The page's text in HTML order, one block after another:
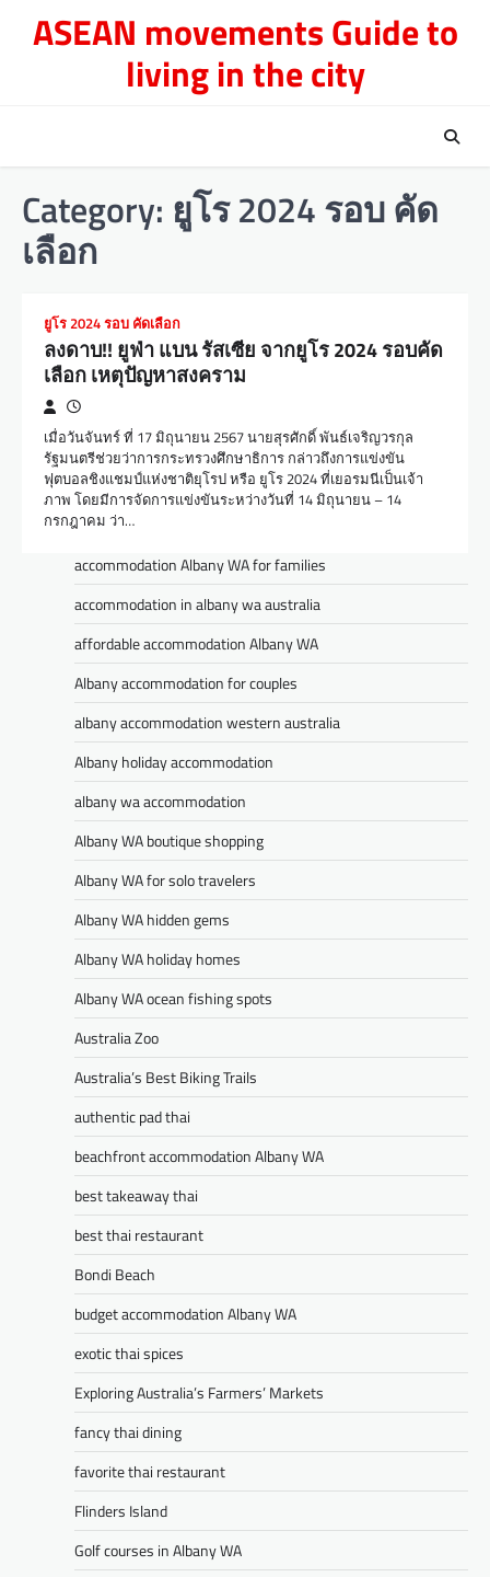
ASEAN movements Guide to
living in the city
Category: ยูโร 2024 รอบ คัด
เลือก
ยูโร 2024 รอบ คัดเลือก
ลงดาบ!! ยูฟ่า แบน รัสเซีย จากยูโร 2024 รอบคัด
เลือก เหตุปัญหาสงคราม
เมื่อวันจันทร์ ที่ 17 มิถุนายน 2567 นายสุรศักดิ์ พันธ์เจริญวรกุล
รัฐมนตรีช่วยว่าการกระทรวงศึกษาธิการ กล่าวถึงการแข่งขัน
ฟุตบอลชิงแชมป์แห่งชาติยุโรป หรือ ยูโร 2024 ที่เยอรมนีเป็นเจ้า
ภาพ โดยมีการจัดการแข่งขันระหว่างวันที่ 14 มิถุนายน – 14
กรกฎาคม ว่า…
accommodation Albany WA for families
accommodation in albany wa australia
affordable accommodation Albany WA
Albany accommodation for couples
albany accommodation western australia
Albany holiday accommodation
albany wa accommodation
Albany WA boutique shopping
Albany WA for solo travelers
Albany WA hidden gems
Albany WA holiday homes
Albany WA ocean fishing spots
Australia Zoo
Australia’s Best Biking Trails
authentic pad thai
beachfront accommodation Albany WA
best takeaway thai
best thai restaurant
Bondi Beach
budget accommodation Albany WA
exotic thai spices
Exploring Australia’s Farmers’ Markets
fancy thai dining
favorite thai restaurant
Flinders Island
Golf courses in Albany WA